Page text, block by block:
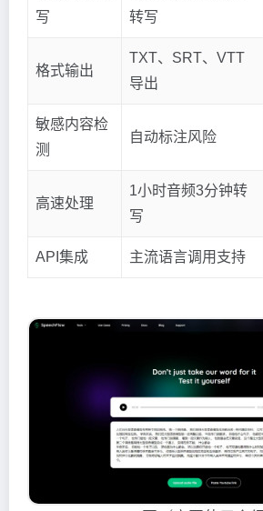
写
转写
格式输出
TXT、SRT、VTT
导出
敏感内容检
测
自动标注风险
高速处理
1小时音频3分钟转
写
API集成 主流语言调用支持